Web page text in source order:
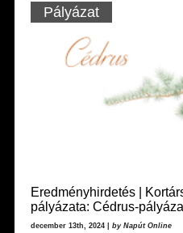
Pályázat
Eredményhirdetés |
pályázata: Cédrus-
december 13th, 2024 | by Napút Online